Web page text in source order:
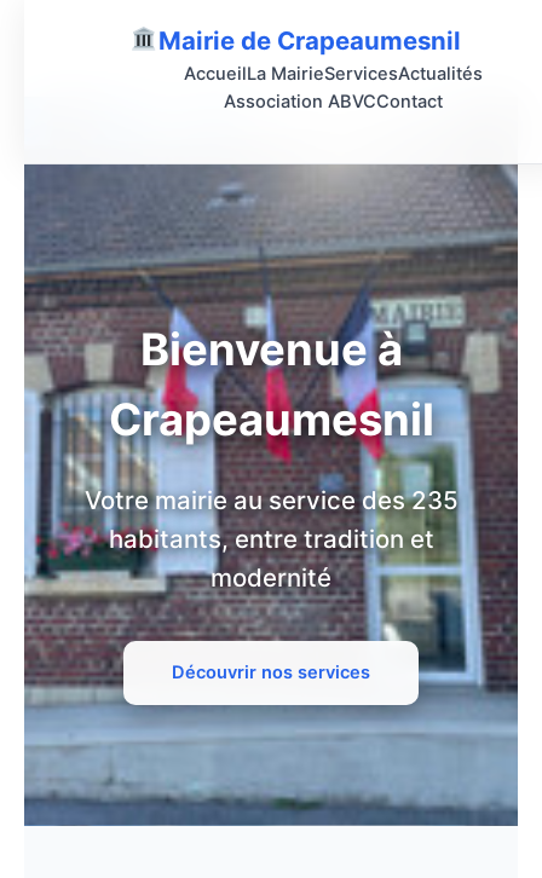
Mairie de Crapeaumesnil
AccueilLa MairieServicesActualités
Association ABVCContact
Bienvenue à
Crapeaumesnil
Votre mairie au service des 235
habitants, entre tradition et
modernité
Découvrir nos services